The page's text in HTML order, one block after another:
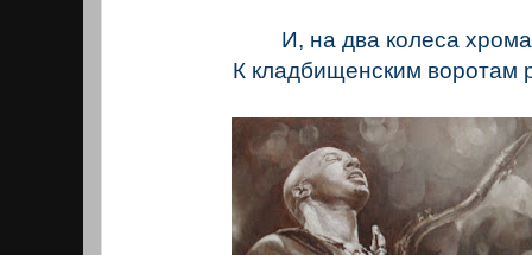
И, на два колеса
К кладбищенским воротам